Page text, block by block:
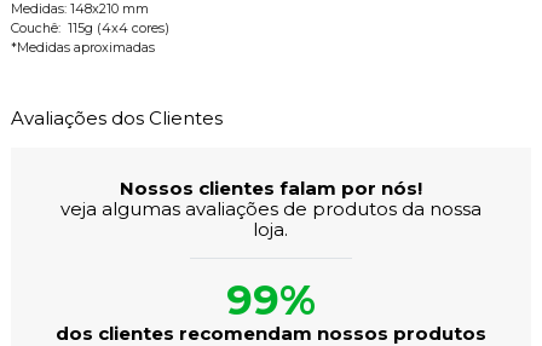
Medidas: 148x210 mm
Couchê: 115g (4x4 cores)
*Medidas aproximadas
Avaliações dos Clientes
Nossos clientes falam por nós!
veja algumas avaliações de produtos da nossa
loja.
99%
dos clientes recomendam nossos produtos